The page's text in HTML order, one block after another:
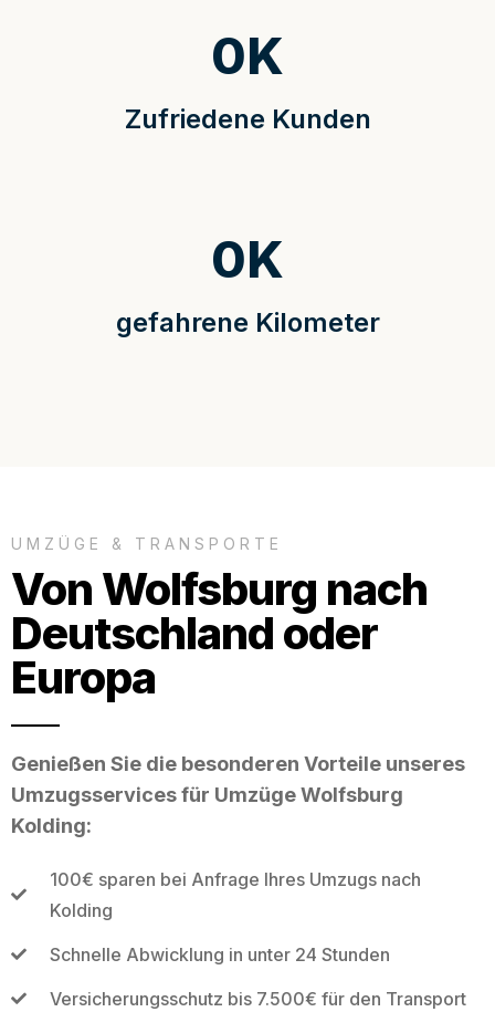
Zufriedene Kunden
0K
gefahrene Kilometer
0K
UMZÜGE & TRANSPORTE
Von Wolfsburg nach
Deutschland oder
Europa
Genießen Sie die besonderen Vorteile unseres
Umzugsservices für Umzüge Wolfsburg
Kolding:
100€ sparen bei Anfrage Ihres Umzugs nach
Kolding
Schnelle Abwicklung in unter 24 Stunden
Versicherungsschutz bis 7.500€ für den Transport